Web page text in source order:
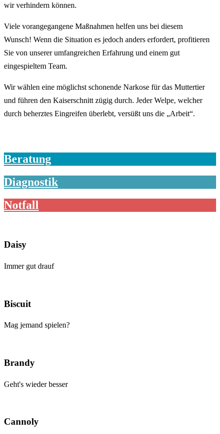
wir verhindern können.
Viele vorangegangene Maßnahmen helfen uns bei diesem
Wunsch! Wenn die Situation es jedoch anders erfordert, profitieren
Sie von unserer umfangreichen Erfahrung und einem gut
eingespieltem Team.
Wir wählen eine möglichst schonende Narkose für das Muttertier
und führen den Kaiserschnitt zügig durch. Jeder Welpe, welcher
durch beherztes Eingreifen überlebt, versüßt uns die „Arbeit“.
Beratung
Diagnostik
Notfall
Daisy
Immer gut drauf
Biscuit
Mag jemand spielen?
Brandy
Geht's wieder besser
Cannoly